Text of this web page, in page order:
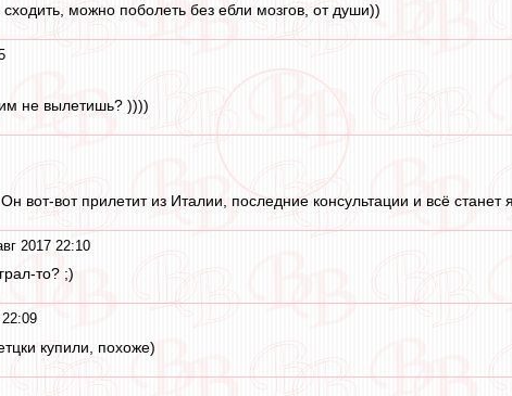
можно поболеть без ебли мозгов, от души))
не вылетишь? ))))
вот-вот прилетит из Италии, последние консультации и всё станет
2017 22:10
то? ;)
купили, похоже)